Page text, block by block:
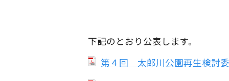
下記のとおり公表します。
第４回 太郎川公園再生検討